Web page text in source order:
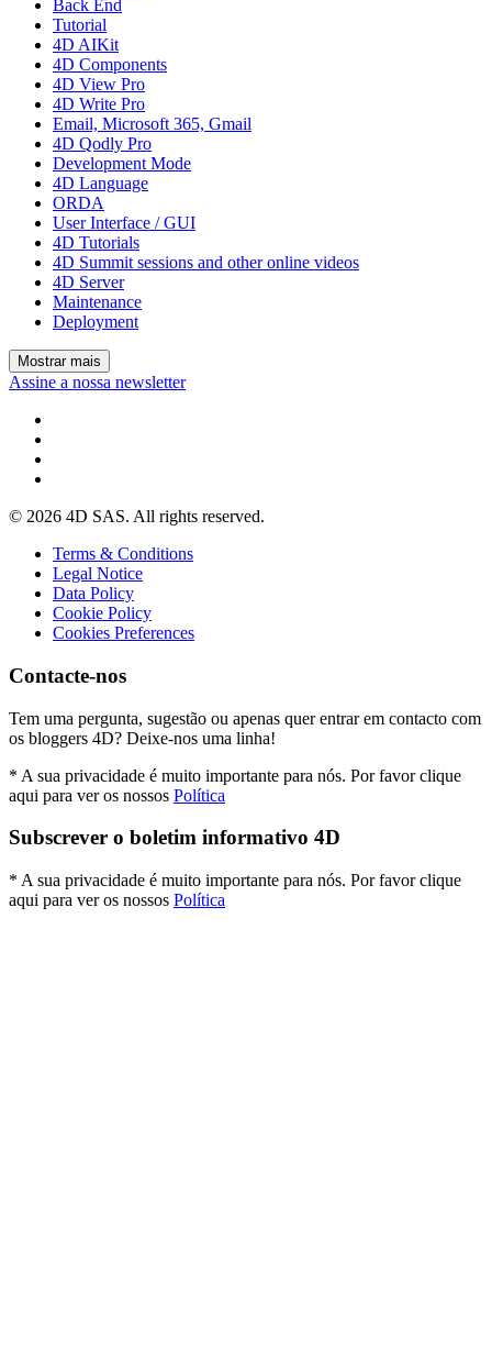
Back End
Tutorial
4D AIKit
4D Components
4D View Pro
4D Write Pro
Email, Microsoft 365, Gmail
4D Qodly Pro
Development Mode
4D Language
ORDA
User Interface / GUI
4D Tutorials
4D Summit sessions and other online videos
4D Server
Maintenance
Deployment
Mostrar mais
Assine a nossa newsletter
© 2026 4D SAS. All rights reserved.
Terms & Conditions
Legal Notice
Data Policy
Cookie Policy
Cookies Preferences
Contacte-nos
Tem uma pergunta, sugestão ou apenas quer entrar em contacto com
os bloggers 4D? Deixe-nos uma linha!
* A sua privacidade é muito importante para nós. Por favor clique
aqui para ver os nossos Política
Subscrever o boletim informativo 4D
* A sua privacidade é muito importante para nós. Por favor clique
aqui para ver os nossos Política